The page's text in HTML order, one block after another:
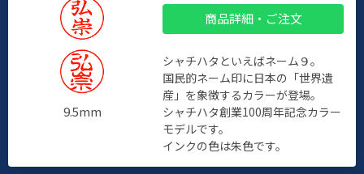
9.5mm
商品詳細・ご注文
シャチハタといえばネーム９。
国民的ネーム印に日本の「世界遺
産」を象徴するカラーが登場。
シャチハタ創業100周年記念カラー
モデルです。
インクの色は朱色です。